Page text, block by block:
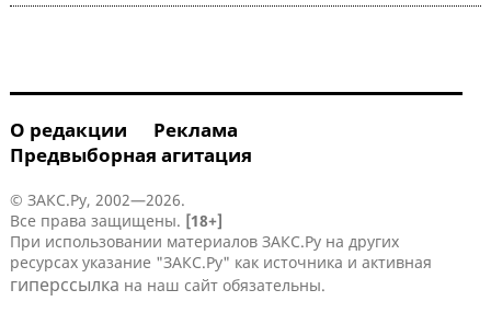
О редакции
Реклама
Предвыборная агитация
© ЗАКС.Ру, 2002—2026.
Все права защищены. [18+]
При использовании материалов ЗАКС.Ру на других
ресурсах указание "ЗАКС.Ру" как источника и активная
гиперссылка на наш сайт обязательны.